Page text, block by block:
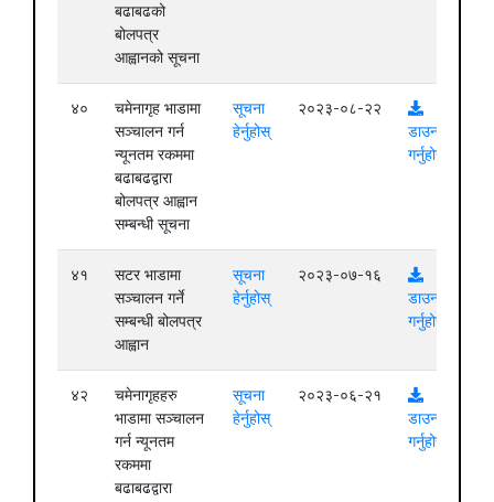
बढाबढको
बोलपत्र
आह्वानको सूचना
४०
चमेनागृह भाडामा
सञ्चालन गर्न
न्यूनतम रकममा
बढाबढद्वारा
बोलपत्र आह्वान
सम्बन्धी सूचना
सूचना
हेर्नुहोस्
२०२३-०८-२२
डाउनलोड
गर्नुहोस्
४१
सटर भाडामा
सञ्चालन गर्ने
सम्बन्धी बोलपत्र
आह्वान
सूचना
हेर्नुहोस्
२०२३-०७-१६
डाउनलोड
गर्नुहोस्
४२
चमेनागृहहरु
भाडामा सञ्चालन
गर्न न्यूनतम
रकममा
बढाबढद्वारा
सूचना
हेर्नुहोस्
२०२३-०६-२१
डाउनलोड
गर्नुहोस्